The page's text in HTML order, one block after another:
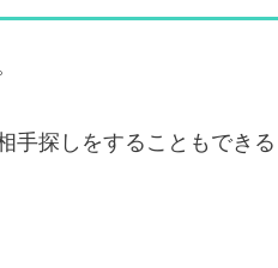
手探しをすることもできる